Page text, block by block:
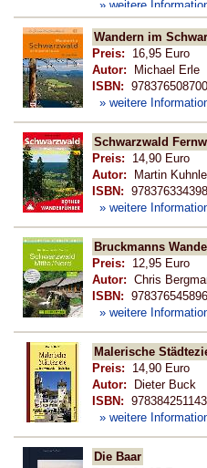
» weitere
Wandern im
Preis: 16,95 Euro
Autor: Michael Erle
ISBN:
» weitere
Schwarzwald
Preis: 14,90 Euro
Autor: Martin Kuhnle
ISBN:
» weitere
Bruckmanns
Preis: 12,95 Euro
Autor: Chris
ISBN:
» weitere
Malerische
Preis: 14,90 Euro
Autor: Dieter Buck
ISBN:
» weitere
Die Baar